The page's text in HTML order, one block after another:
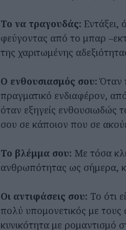
Το να τραγουδάς: Εντάξει,
φεύγοντας από το μπαρ
της χαριτωμένης
Ο ενθουσιασμός σου:Όταν
πραγματικό ενδιαφέρον,
όταν εξηγείς ενθουσιωδώς
σου σε κάποιον που σε
Το βλέμμα σου: Με τόσα
ανθρωπότητας ως σήμερα,
Οι αντιφάσεις σου: Το ότι
πολύ υπομονετικός με
κυνικότητα με ρομαντισμό